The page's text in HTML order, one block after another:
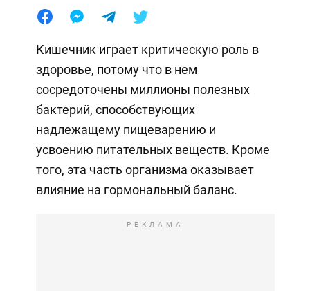
Кишечник играет критическую роль в
здоровье, потому что в нем
сосредоточены миллионы полезных
бактерий, способствующих
надлежащему пищеварению и
усвоению питательных веществ. Кроме
того, эта часть организма оказывает
влияние на гормональный баланс.
РЕКЛАМА